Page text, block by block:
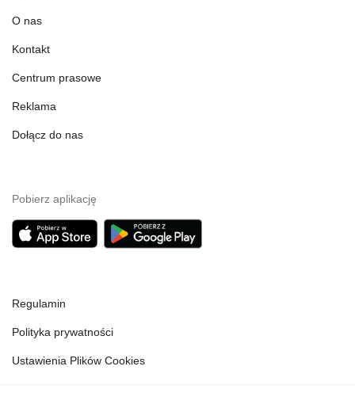
O nas
Kontakt
Centrum prasowe
Reklama
Dołącz do nas
Pobierz aplikację
Regulamin
Polityka prywatności
Ustawienia Plików Cookies